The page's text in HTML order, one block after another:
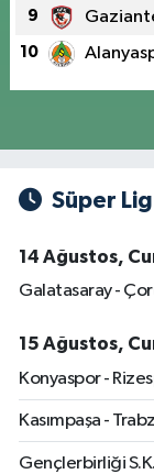
9
10
Süper
14 Ağustos,
Galatasaray -
15 Ağustos,
Konyaspor -
Kasımpaşa -
Gençlerbirliği